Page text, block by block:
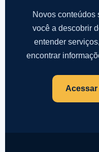
Novos conteúdos
você a descobrir
entender
encontrar